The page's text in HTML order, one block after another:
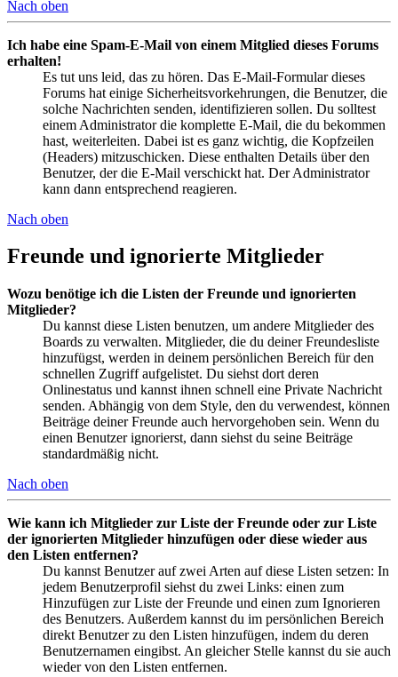
Nach oben
Ich habe eine Spam-E-Mail von einem Mitglied dieses Forums
erhalten!
Es tut uns leid, das zu hören. Das E-Mail-Formular dieses
Forums hat einige Sicherheitsvorkehrungen, die Benutzer, die
solche Nachrichten senden, identifizieren sollen. Du solltest
einem Administrator die komplette E-Mail, die du bekommen
hast, weiterleiten. Dabei ist es ganz wichtig, die Kopfzeilen
(Headers) mitzuschicken. Diese enthalten Details über den
Benutzer, der die E-Mail verschickt hat. Der Administrator
kann dann entsprechend reagieren.
Nach oben
Freunde und ignorierte Mitglieder
Wozu benötige ich die Listen der Freunde und ignorierten
Mitglieder?
Du kannst diese Listen benutzen, um andere Mitglieder des
Boards zu verwalten. Mitglieder, die du deiner Freundesliste
hinzufügst, werden in deinem persönlichen Bereich für den
schnellen Zugriff aufgelistet. Du siehst dort deren
Onlinestatus und kannst ihnen schnell eine Private Nachricht
senden. Abhängig von dem Style, den du verwendest, können
Beiträge deiner Freunde auch hervorgehoben sein. Wenn du
einen Benutzer ignorierst, dann siehst du seine Beiträge
standardmäßig nicht.
Nach oben
Wie kann ich Mitglieder zur Liste der Freunde oder zur Liste
der ignorierten Mitglieder hinzufügen oder diese wieder aus
den Listen entfernen?
Du kannst Benutzer auf zwei Arten auf diese Listen setzen: In
jedem Benutzerprofil siehst du zwei Links: einen zum
Hinzufügen zur Liste der Freunde und einen zum Ignorieren
des Benutzers. Außerdem kannst du im persönlichen Bereich
direkt Benutzer zu den Listen hinzufügen, indem du deren
Benutzernamen eingibst. An gleicher Stelle kannst du sie auch
wieder von den Listen entfernen.